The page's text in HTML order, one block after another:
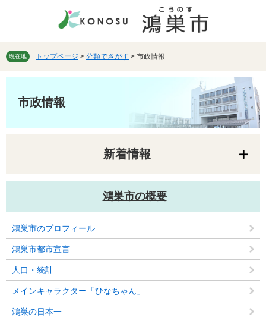
先
を
文
現在地 トップページ > 分類でさがす > 市政情報
市政情報
新着情報
鴻巣市の概要
鴻巣市のプロフィール
鴻巣市都市宣言
人口・統計
メインキャラクター「ひなちゃん」
鴻巣の日本一